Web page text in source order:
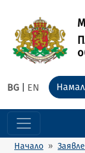
BG EN
Начало